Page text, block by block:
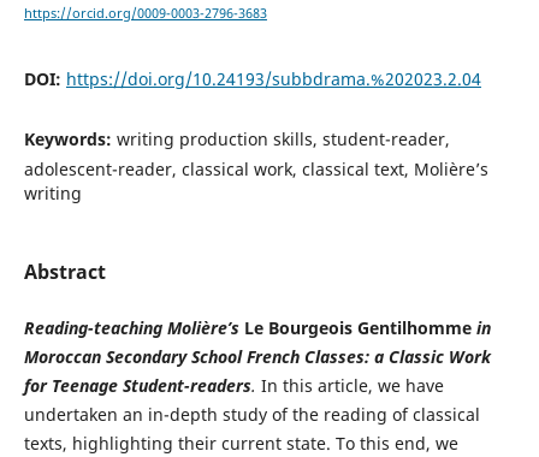
https://orcid.org/0009-0003-2796-3683
DOI: https://doi.org/10.24193/subbdrama.%202023.2.04
Keywords: writing production skills, student-reader,
adolescent-reader, classical work, classical text, Molière’s
writing
Abstract
Reading-teaching Molière’s Le Bourgeois Gentilhommein
Moroccan Secondary School French Classes: a Classic Work
for Teenage Student-readers. In this article, we have
undertaken an in-depth study of the reading of classical
texts, highlighting their current state. To this end, we